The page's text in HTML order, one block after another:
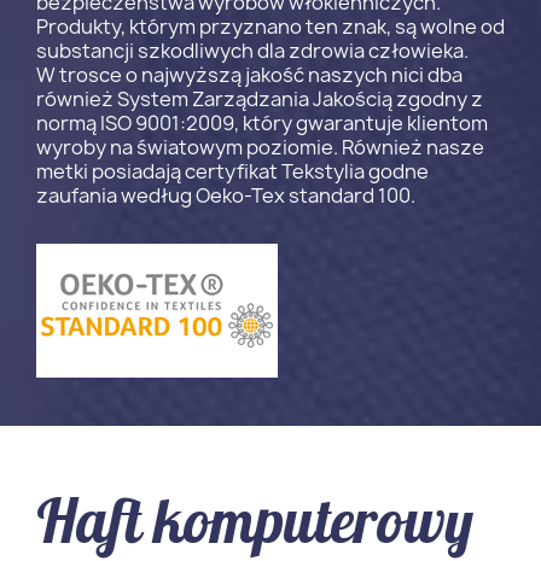
Produkty, którym przyznano ten znak, są wolne od
substancji szkodliwych dla zdrowia człowieka.
W trosce o najwyższą jakość naszych nici dba
również System Zarządzania Jakością zgodny z
normą ISO 9001:2009, który gwarantuje klientom
wyroby na światowym poziomie. Również nasze
metki posiadają certyfikat Tekstylia godne
zaufania według Oeko-Tex standard 100.
Haft komputerowy